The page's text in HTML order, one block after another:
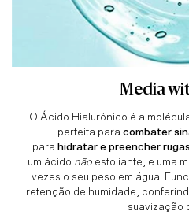
Media
O Ácido Hialurónico é a
perfeita para combater
para hidratar e preencher
um ácido nãoesfoliante, e uma
vezes o seu peso em água.
retenção de humidade,
suavização